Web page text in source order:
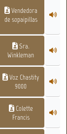
Vendedora
de sopaipillas
Sra.
Winkleman
Voz Chastity
9000
Colette
Francis